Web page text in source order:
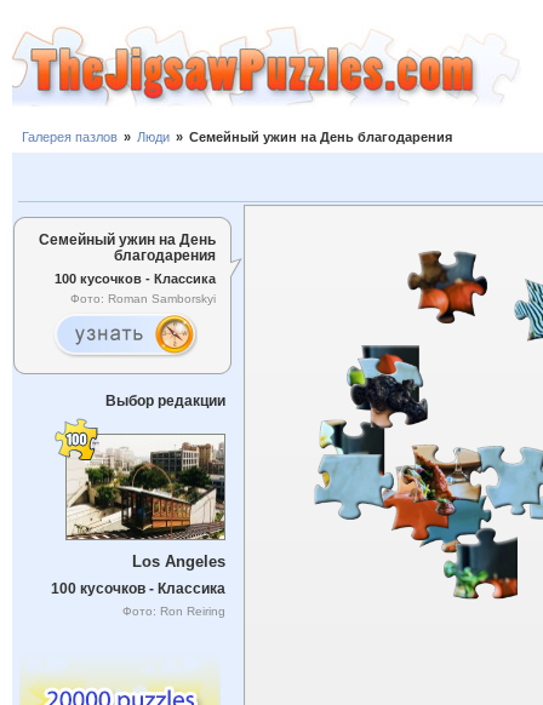
Галерея пазлов » Люди » Семейный ужин на День благодарения
Семейный ужин на День
благодарения
100 кусочков - Классика
Фото: Roman Samborskyi
Выбор редакции
Los Angeles
100 кусочков - Классика
Фото: Ron Reiring